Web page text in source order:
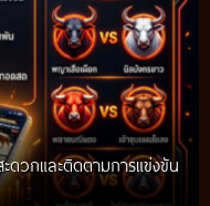
ดวกและติดตามการแข่งขัน